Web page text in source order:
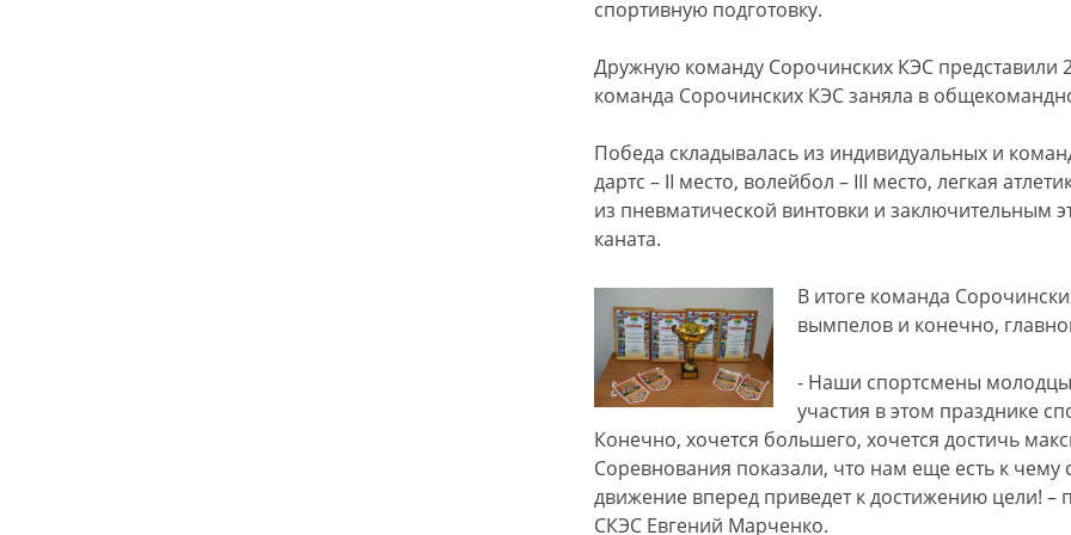
спортивную подготовку.
Дружную команду Сорочинских КЭС представили
команда Сорочинских КЭС заняла в
Победа складывалась из индивидуальных и
дартс – II место, волейбол – III место, легкая
из пневматической винтовки и заключительным
каната.
В итоге команда
вымпелов и конечно,
- Наши спортсмены
участия в этом празднике
Конечно, хочется большего, хочется достичь
Соревнования показали, что нам еще есть к чему
движение вперед приведет к достижению цели!
СКЭС Евгений Марченко.